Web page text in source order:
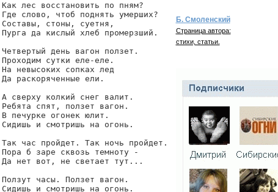
Как лес восстановить по пням?
Где слово, чтоб поднять умерших?
Составы, стоны, суетня,
Пурга да кислый хлеб промерзший.
Четвертый день вагон ползет.
Проходим сутки еле-еле.
На невысоких сопках лед
Да раскоряченные ели.
А сверху колкий снег валит.
Ребята спят, ползет вагон.
В печурке огонек юлит.
Сидишь и смотришь на огонь.
Так час пройдет. Так ночь пройдет.
Пора б заре сквозь темноту -
Да нет вот, не светает тут...
Ползут часы. Ползет вагон.
Сидишь и смотришь на огонь.
Б. Смоленский
Страница автора:
стихи, статьи.